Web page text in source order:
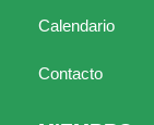
Calendario
Contacto